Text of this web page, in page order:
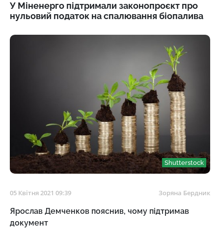
У Міненерго підтримали законопроєкт про
нульовий податок на спалювання біопалива
Shutterstock
05 Квітня 2021 09:39 Зоряна Бердник
Ярослав Демченков пояснив, чому підтримав
документ